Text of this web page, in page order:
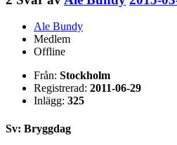
Ale Bundy
Medlem
Offline
Från: Stockholm
Registrerad: 2011-06-29
Inlägg: 325
Sv: Bryggdag